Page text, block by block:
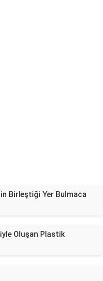
Birleştiği Yer Bulmaca
Oluşan Plastik